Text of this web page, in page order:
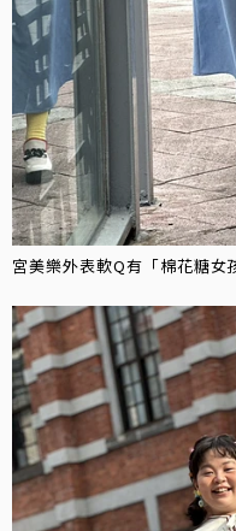
宮美樂外表軟Q有「棉花糖